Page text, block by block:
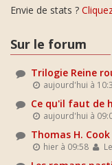
Envie de stats ?
Sur le forum
Trilogie Reine
aujourd'hui à
Ce qu'il faut de
aujourd'hui à
Thomas H. Cook
hier à 09:58